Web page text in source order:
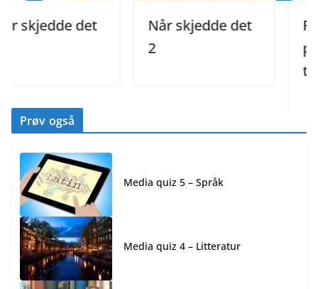
det
Når skjedde det
tekst
Prøv også
Media quiz 5 – Språk
Media quiz 4 – Litteratur